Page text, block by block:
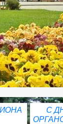
С